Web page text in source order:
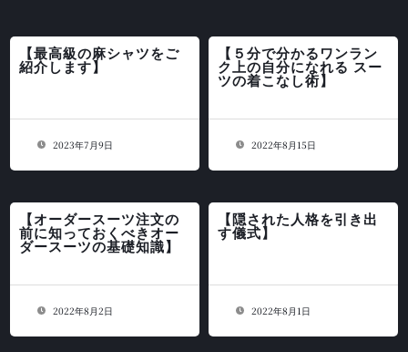
【最高級の麻シャツをご
紹介します】
2023年7月9日
【５分で分かるワンラン
ク上の自分になれる スー
ツの着こなし術】
2022年8月15日
【オーダースーツ注文の
前に知っておくべきオー
ダースーツの基礎知識】
2022年8月2日
【隠された人格を引き出
す儀式】
2022年8月1日